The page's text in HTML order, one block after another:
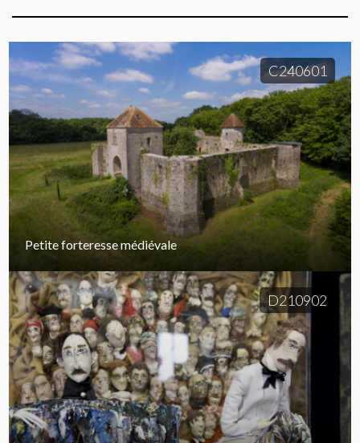
C240601
Petite forteresse médiévale
D210902